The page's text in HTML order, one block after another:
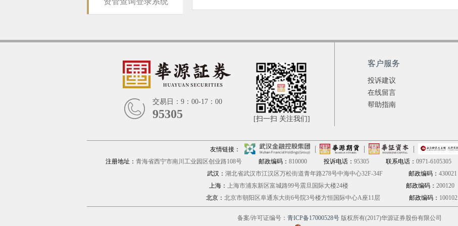
交易日：9：00-17：00
95305 [扫一扫 关注我们]
客户服务
投诉建议
在线留言
帮助指南
友情链接：
注册地址： 青海省西宁市南川工业园区创业路108号 邮政编码： 810000 投诉电话： 95305 联系电话： 0971-6105305
武汉： 湖北省武汉市江汉区万松街道青年路278号中海中心32F-34F 邮政编码： 430021
上海： 上海市浦东新区富城路99号震旦国际大楼24楼 邮政编码： 200120
北京： 北京市朝阳区阜通东大街6号院3号楼方恒国际中心A座11层 邮政编码： 100102
备案/许可证编号： 青ICP备17000528号版权所有(2017)华源证券股份有限公司